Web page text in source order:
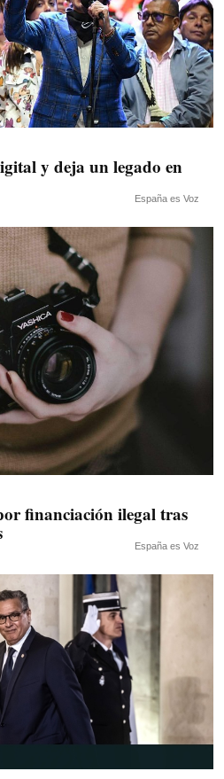
y deja un legado en
España es Voz
financiación ilegal tras
España es Voz